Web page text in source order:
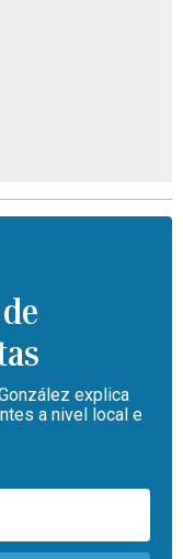
explica
a nivel local e